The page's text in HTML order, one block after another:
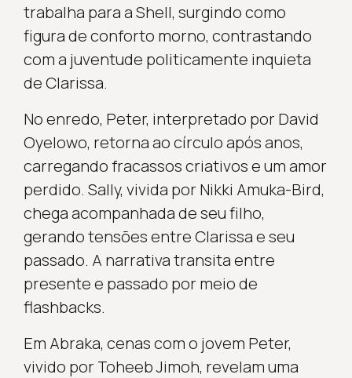
trabalha para a Shell, surgindo como
figura de conforto morno, contrastando
com a juventude politicamente inquieta
de Clarissa.
No enredo, Peter, interpretado por David
Oyelowo, retorna ao círculo após anos,
carregando fracassos criativos e um amor
perdido. Sally, vivida por Nikki Amuka-Bird,
chega acompanhada de seu filho,
gerando tensões entre Clarissa e seu
passado. A narrativa transita entre
presente e passado por meio de
flashbacks.
Em Abraka, cenas com o jovem Peter,
vivido por Toheeb Jimoh, revelam uma